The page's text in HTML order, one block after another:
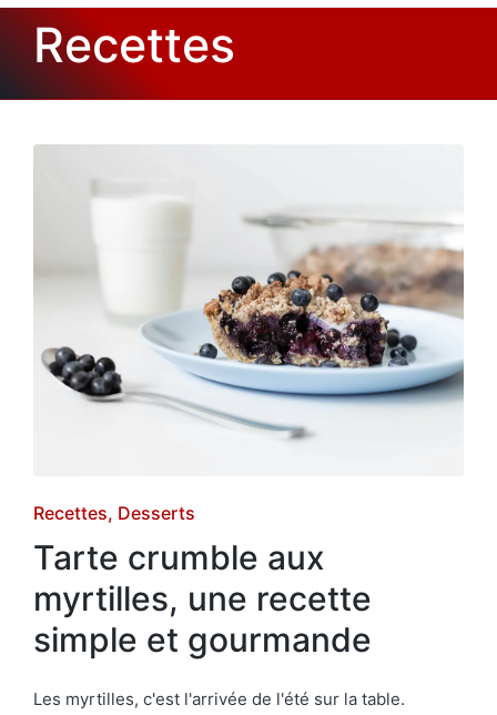
Recettes
Posted
in
Recettes Desserts
Tarte crumble aux
myrtilles, une recette
simple et gourmande
Les myrtilles, c'est l'arrivée de l'été sur la table.